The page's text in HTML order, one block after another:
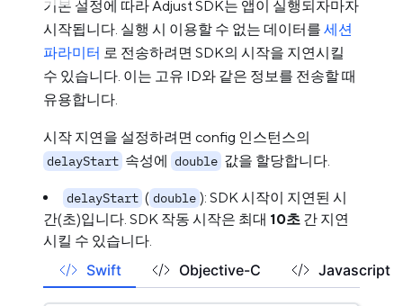
기본 설정에 따라 Adjust SDK는 앱이 실행되자마자
시작됩니다. 실행 시 이용할 수 없는 데이터를 세션
파라미터 로 전송하려면 SDK의 시작을 지연시킬
수 있습니다. 이는 고유 ID와 같은 정보를 전송할 때
유용합니다.
시작 지연을 설정하려면 config 인스턴스의
delayStart 속성에 double 값을 할당합니다.
delayStart ( double ): SDK 시작이 지연된 시
간(초)입니다. SDK 작동 시작은 최대 10초 간 지연
시킬 수 있습니다.
Swift Objective-C Javascript